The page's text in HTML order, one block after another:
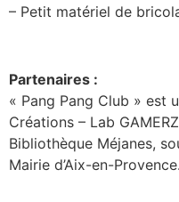
– Petit matériel de
Partenaires :
« Pang Pang Club » est
Créations – Lab
Bibliothèque Méjanes,
Mairie d’Aix-en-Provence.